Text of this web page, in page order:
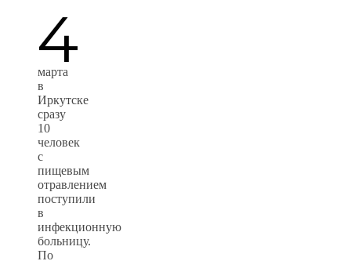
4
марта
в
Иркутске
сразу
10
человек
с
пищевым
отравлением
поступили
в
инфекционную
больницу.
По